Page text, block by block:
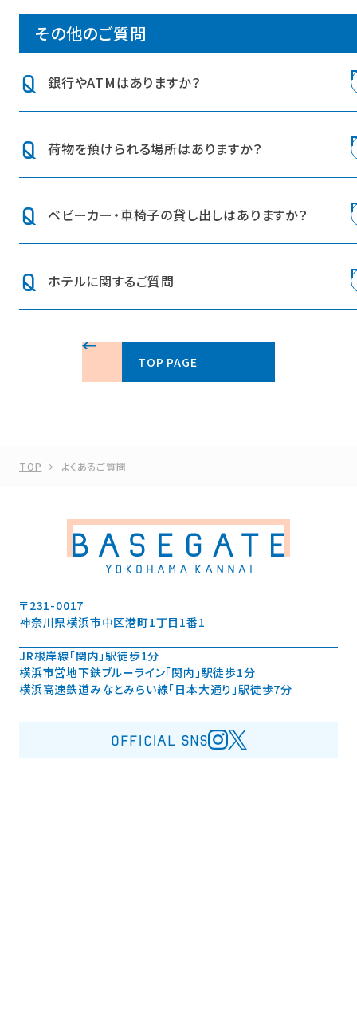
ービスの詳細は各店舗までお問合せください。
スタジアム横バル街はキャッシュレス決済のみ利用可能
で、現金をご利用いただけませんのでご注意ください。
その他店舗での利用可否は各店舗までお問い合わせくだ
その他のご質問
銀行やATMはありますか？
ください。
荷物を預けられる場所はありますか？
す。詳しくはこちらをご覧ください。
ベビーカー・車椅子の貸し出しはありますか？
ホテルに関するご質問
TOP PAGE
TOP よくあるご質問
〒231-0017
神奈川県横浜市中区港町1丁目1番1
JR根岸線「関内」駅徒歩1分
横浜市営地下鉄ブルーライン「関内」駅徒歩1分
横浜高速鉄道みなとみらい線「日本大通り」駅徒歩7分
OFFICIAL SNS